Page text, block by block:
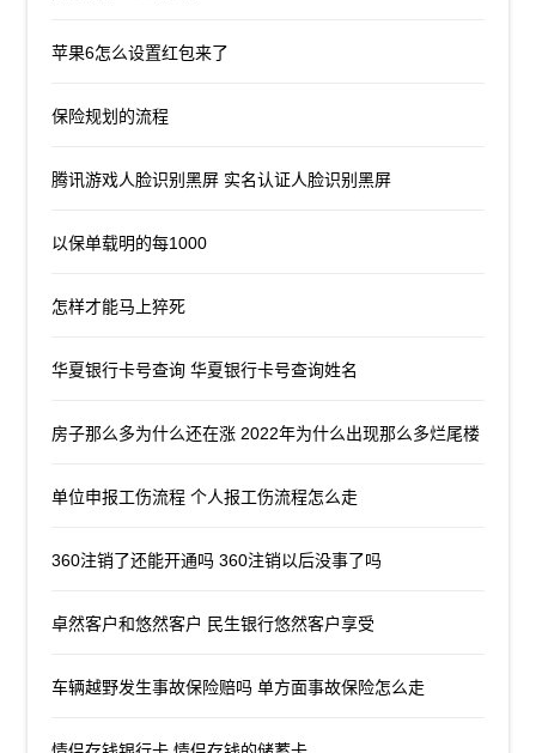
苹果6怎么设置红包来了
保险规划的流程
腾讯游戏人脸识别黑屏 实名认证人脸识别黑屏
以保单载明的每1000
怎样才能马上猝死
华夏银行卡号查询 华夏银行卡号查询姓名
房子那么多为什么还在涨 2022年为什么出现那么多烂尾楼
单位申报工伤流程 个人报工伤流程怎么走
360注销了还能开通吗 360注销以后没事了吗
卓然客户和悠然客户 民生银行悠然客户享受
车辆越野发生事故保险赔吗 单方面事故保险怎么走